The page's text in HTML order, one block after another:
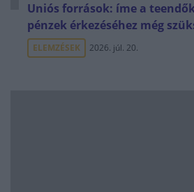
Uniós források: íme a
pénzek érkezéséhez még
ELEMZÉSEK 2026. júl. 20.